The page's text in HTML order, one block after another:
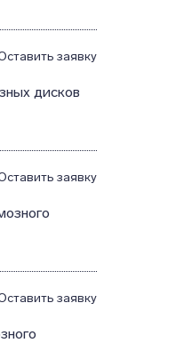
заявку
дисков
заявку
заявку